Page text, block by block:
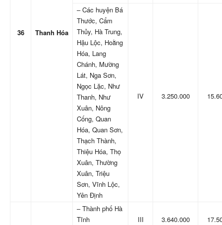
36 Thanh Hóa
– Các huyện Bá
Thước, Cẩm
Thủy, Hà Trung,
Hậu Lộc, Hoằng
Hóa, Lang
Chánh, Mường
Lát, Nga Sơn,
Ngọc Lặc, Như
Thanh, Như
Xuân, Nông
Cống, Quan
Hóa, Quan Sơn,
Thạch Thành,
Thiệu Hóa, Thọ
Xuân, Thường
Xuân, Triệu
Sơn, Vĩnh Lộc,
Yên Định
IV 3.250.000
– Thành phố Hà
Tĩnh
III 3.640.000